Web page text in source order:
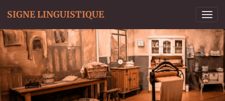
SIGNE LINGUISTIQUE